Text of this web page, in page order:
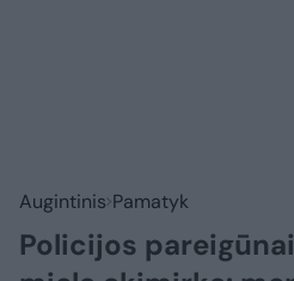
Augintinis Pamatyk
Policijos